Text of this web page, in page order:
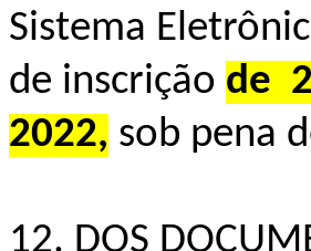
Sistema
de inscrição de
2022, sob pena
12. DOS